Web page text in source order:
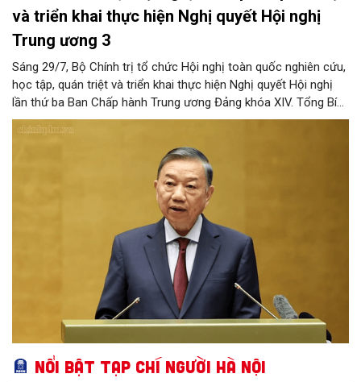
và triển khai thực hiện Nghị quyết Hội nghị
Trung ương 3
Sáng 29/7, Bộ Chính trị tổ chức Hội nghị toàn quốc nghiên cứu,
học tập, quán triệt và triển khai thực hiện Nghị quyết Hội nghị
lần thứ ba Ban Chấp hành Trung ương Đảng khóa XIV. Tổng Bí
thư, Chủ tịch nước Tô Lâm đã có bài phát biểu chỉ đạo quan
trọng. Tạp chí Người Hà Nội trân trọng giới thiệu toàn văn bài
phát biểu của đồng chí Tổng Bí thư, Chủ tịch nước.
Nổi bật Tạp chí Người Hà Nội